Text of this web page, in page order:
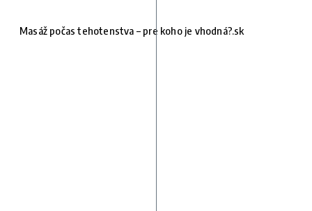
Masáž počas tehotenstva – pre koho je vhodná?.sk